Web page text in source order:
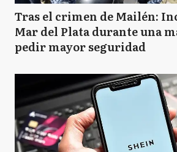
Tras el crimen de Mailén:
Mar del Plata durante una
pedir mayor seguridad